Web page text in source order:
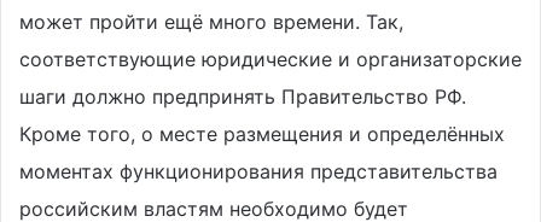
может пройти ещё много времени. Так,
соответствующие юридические и организаторские
шаги должно предпринять Правительство РФ.
Кроме того, о месте размещения и определённых
моментах функционирования представительства
российским властям необходимо будет